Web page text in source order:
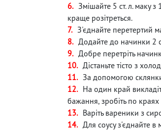
Змішайте 5 ст. л. маку
краще розітреться.
З'єднайте перетертий
Додайте до начинки 2
Добре перетріть
Дістаньте тісто з
За допомогою
На один край
бажання, зробіть по
Варіть вареники з
Для соусу з'єднайте в